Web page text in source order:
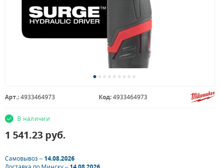
Арт.:4933464973 Код:4933464973
В наличии
1 541.23 руб.
Самовывоз –14.08.2026